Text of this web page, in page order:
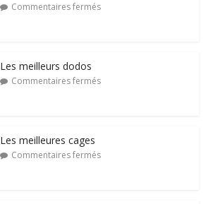
Commentaires fermés
Les meilleurs dodos
Commentaires fermés
Les meilleures cages
Commentaires fermés